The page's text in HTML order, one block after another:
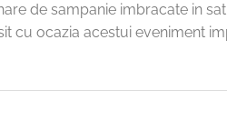
de sampanie imbracate in
cu ocazia acestui eveniment